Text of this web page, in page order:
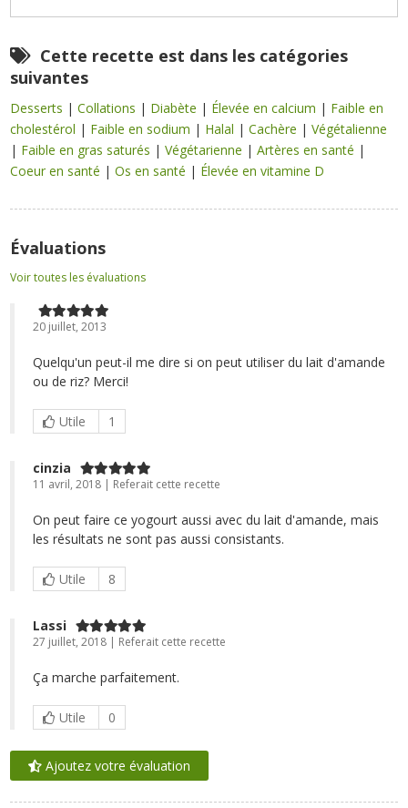
Cette recette est dans les catégories
suivantes
Desserts |Collations | Diabète | Élevée en calcium | Faible en
cholestérol | Faible en sodium | Halal |Cachère |Végétalienne
| Faible en gras saturés |Végétarienne |Artères en santé |
Coeur en santé |Os en santé | Élevée en vitamine D
Évaluations
Voir toutes les évaluations
20 juillet, 2013
Quelqu'un peut-il me dire si on peut utiliser du lait d'amande
ou de riz? Merci!
Utile 1
cinzia
11 avril, 2018 | Referait cette recette
On peut faire ce yogourt aussi avec du lait d'amande, mais
les résultats ne sont pas aussi consistants.
Utile 8
Lassi
27 juillet, 2018 | Referait cette recette
Ça marche parfaitement.
Utile 0
Ajoutez votre évaluation